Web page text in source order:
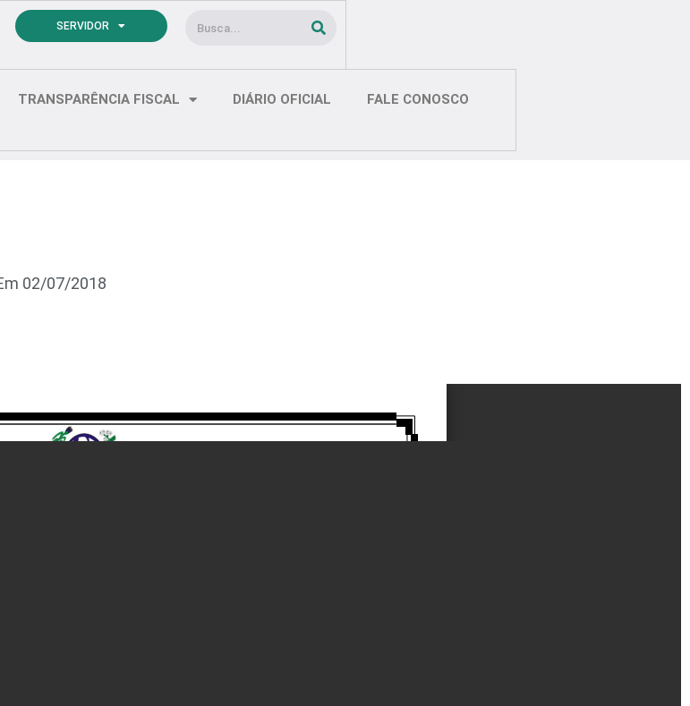
SERVIDOR Pesquisar
TRANSPARÊNCIA FISCAL DIÁRIO OFICIAL FALE CONOSCO
02/07/2018